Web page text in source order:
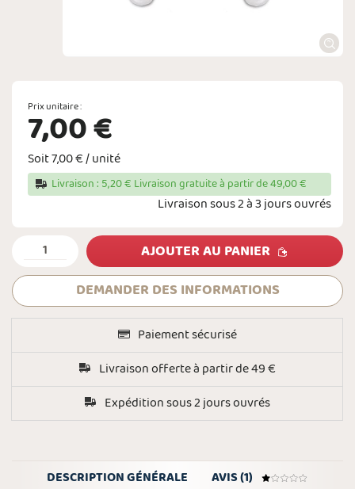
Prix unitaire :
7,00 €
Soit 7,00 € / unité
Livraison : 5,20 € Livraison gratuite à partir de 49,00 €
Livraison sous 2 à 3 jours ouvrés
AJOUTER AU PANIER
DEMANDER DES INFORMATIONS
Paiement sécurisé
Livraison offerte à partir de 49 €
Expédition sous 2 jours ouvrés
DESCRIPTION GÉNÉRALE AVIS (1)